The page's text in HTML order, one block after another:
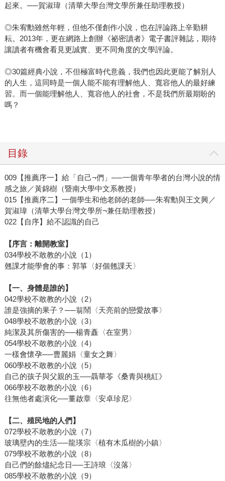
起來。──賀淑瑋（清華大學台灣文學所兼任助理教授）
◎朱宥勳雖然年輕，但他不僅創作小說，也在評論路上辛勤耕
耘。2013年，更在網路上創辦《祕密讀者》電子書評雜誌，期待
讓讀者有機會看見更誠實、更不同角度的文學評論。
◎30篇經典小說，不但極富時代意義，我們也因此更能了解別人
的人生，這同時是一個人能不能有理解他人、寬容他人的最好練
習。而一個能理解他人、寬容他人的社會，不是我們所最期盼的
嗎？
目錄
009【推薦序一】給「自己¬們」──一個青年學者的台灣小說的情
感之旅／黃錦樹（暨南大學中文系教授）
015【推薦序二】一個學生和他老師的老師──朱宥勳與王文興／
賀淑瑋（清華大學台灣文學所¬兼任助理教授）
022【自序】給不認識的自己
【序言：離開教室】
034學校不敢教的小說（1）
翹課才能學會的事：郭箏〈好個翹課天〉
【一、身體是誰的】
042學校不敢教的小說（2）
誰是強摘的果子？──翁鬧〈天亮前的戀愛故事〉
048學校不敢教的小說（3）
純潔及其所傷害的──楊青矗〈在室男〉
054學校不敢教的小說（4）
一樣會懷孕──曹麗娟〈童女之舞〉
060學校不敢教的小說（5）
自己的孩子與父親的玉──聶華苓《桑青與桃紅》
066學校不敢教的小說（6）
往無他者處演化──董啟章〈安卓珍尼〉
【二、殖民地的人們】
072學校不敢教的小說（7）
玻璃壁內的生活──龍瑛宗〈植有木瓜樹的小鎮〉
079學校不敢教的小說（8）
自己們的餘燼紀念日──王詩琅〈沒落〉
085學校不敢教的小說（9）